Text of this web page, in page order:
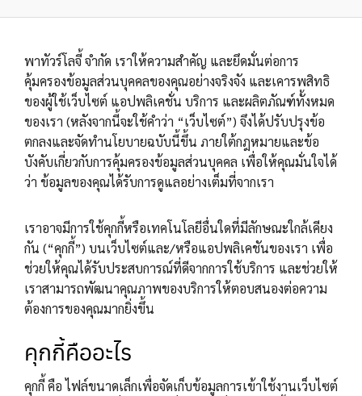
พาทัวร์โลจี้ จำกัด เราให้ความสำคัญ และยึดมั่นต่อการ
คุ้มครองข้อมูลส่วนบุคคลของคุณอย่างจริงจัง และเคารพสิทธิ
ของผู้ใช้เว็บไซต์ แอปพลิเคชั่น บริการ และผลิตภัณฑ์ทั้งหมด
ของเรา (หลังจากนี้จะใช้คำว่า “เว็บไซต์”) จึงได้ปรับปรุงข้อ
ตกลงและจัดทำนโยบายฉบับนี้ขึ้น ภายใต้กฎหมายและข้อ
บังคับเกี่ยวกับการคุ้มครองข้อมูลส่วนบุคคล เพื่อให้คุณมั่นใจได้
ว่า ข้อมูลของคุณได้รับการดูแลอย่างเต็มที่จากเรา
เราอาจมีการใช้คุกกี้หรือเทคโนโลยีอื่นใดที่มีลักษณะใกล้เคียง
กัน (“คุกกี้”) บนเว็บไซต์และ/หรือแอปพลิเคชันของเรา เพื่อ
ช่วยให้คุณได้รับประสบการณ์ที่ดีจากการใช้บริการ และช่วยให้
เราสามารถพัฒนาคุณภาพของบริการให้ตอบสนองต่อความ
ต้องการของคุณมากยิ่งขึ้น
คุกกี้คืออะไร
คุกกี้ คือ ไฟล์ขนาดเล็กเพื่อจัดเก็บข้อมูลการเข้าใช้งานเว็บไซต์